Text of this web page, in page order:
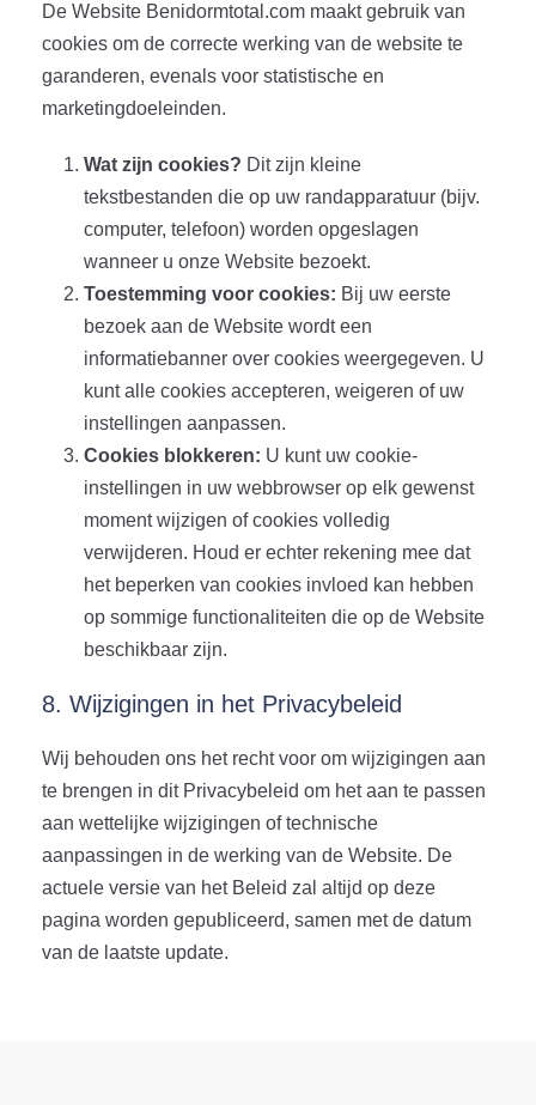
De Website Benidormtotal.com maakt gebruik van
cookies om de correcte werking van de website te
garanderen, evenals voor statistische en
marketingdoeleinden.
Wat zijn cookies? Dit zijn kleine
tekstbestanden die op uw randapparatuur (bijv.
computer, telefoon) worden opgeslagen
wanneer u onze Website bezoekt.
Toestemming voor cookies: Bij uw eerste
bezoek aan de Website wordt een
informatiebanner over cookies weergegeven. U
kunt alle cookies accepteren, weigeren of uw
instellingen aanpassen.
Cookies blokkeren: U kunt uw cookie-
instellingen in uw webbrowser op elk gewenst
moment wijzigen of cookies volledig
verwijderen. Houd er echter rekening mee dat
het beperken van cookies invloed kan hebben
op sommige functionaliteiten die op de Website
beschikbaar zijn.
8. Wijzigingen in het Privacybeleid
Wij behouden ons het recht voor om wijzigingen aan
te brengen in dit Privacybeleid om het aan te passen
aan wettelijke wijzigingen of technische
aanpassingen in de werking van de Website. De
actuele versie van het Beleid zal altijd op deze
pagina worden gepubliceerd, samen met de datum
van de laatste update.